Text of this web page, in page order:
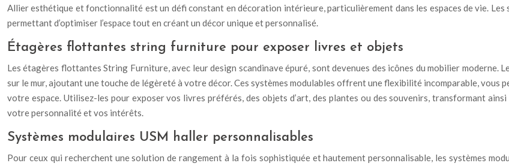
Allier esthétique et fonctionnalité est un défi constant en décoration intérieure, particulièrement dans les espaces de vie.
permettant d’optimiser l’espace tout en créant un décor unique et personnalisé.
Étagères flottantes string furniture pour exposer livres et objets
Les étagères flottantes String Furniture, avec leur design scandinave épuré, sont devenues des icônes du mobilier
sur le mur, ajoutant une touche de légèreté à votre décor. Ces systèmes modulables offrent une flexibilité incomparable, vous
votre espace. Utilisez-les pour exposer vos livres préférés, des objets d’art, des plantes ou des souvenirs, transformant
votre personnalité et vos intérêts.
Systèmes modulaires USM haller personnalisables
Pour ceux qui recherchent une solution de rangement à la fois sophistiquée et hautement personnalisable, les systèmes